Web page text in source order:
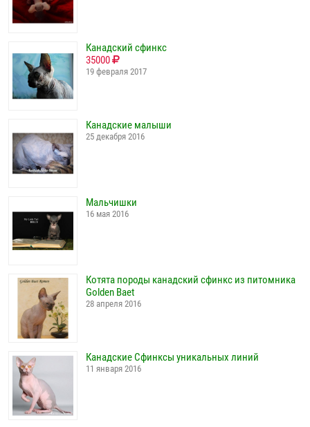
Канадский сфинкс
35000
19 февраля 2017
Канадские малыши
25 декабря 2016
Мальчишки
16 мая 2016
Котята породы канадский сфинкс из питомника
Golden Baet
28 апреля 2016
Канадские Сфинксы уникальных линий
11 января 2016